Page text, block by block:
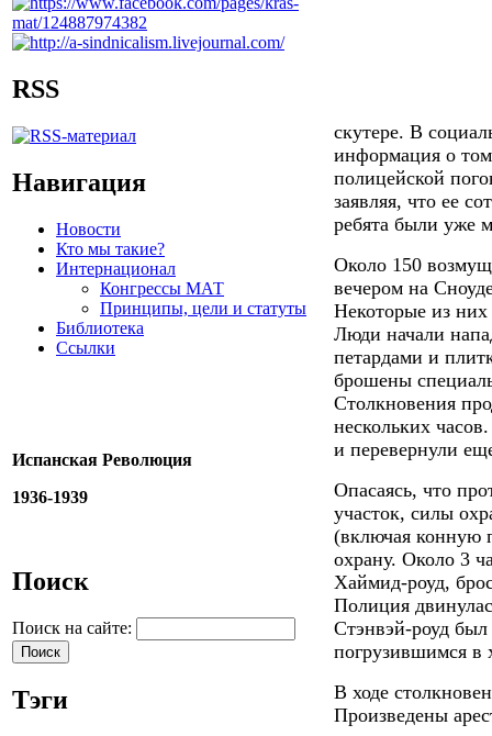
RSS
Навигация
Новости
Кто мы такие?
Интернационал
Конгрессы МАТ
Принципы, цели и статуты
Библиотека
Ссылки
Испанская Революция
1936-1939
Поиск
Поиск на сайте:
Тэги
скутере. В
информация о
полицейской
заявляя, что ее
ребята были уже
Около 150
вечером на
Некоторые из
Люди начали
петардами и
брошены
Столкновения
нескольких
и перевернули
Опасаясь, что
участок, силы
(включая конную
охрану. Около 3
Хаймид-роуд,
Полиция
Стэнвэй-роуд
погрузившимся в
В ходе
Произведены